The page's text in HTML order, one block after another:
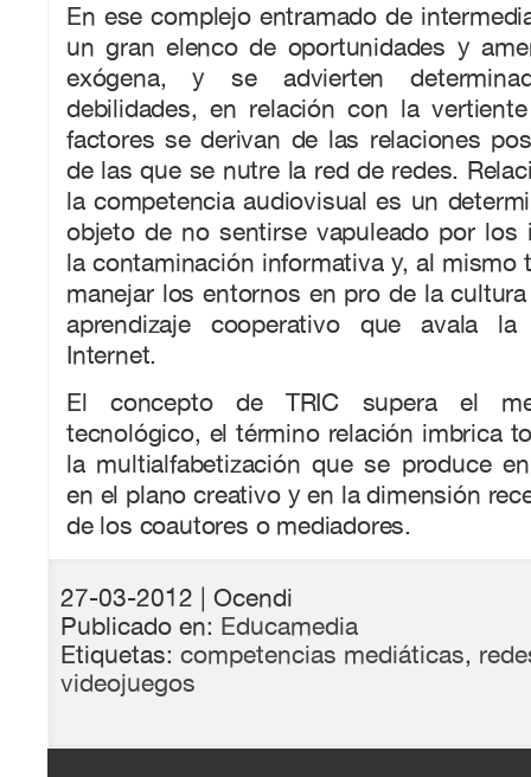
En ese complejo entramado de
un gran elenco de oportunidades y
exógena, y se advierten
debilidades, en relación con la
factores se derivan de las relaciones
de las que se nutre la red de redes.
la competencia audiovisual es un
objeto de no sentirse vapuleado por los
la contaminación informativa y, al mismo
manejar los entornos en pro de la
aprendizaje cooperativo que avala la
Internet.
El concepto de TRIC supera el
tecnológico, el término relación imbrica
la multialfabetización que se produce
en el plano creativo y en la dimensión
de los coautores o mediadores.
27-03-2012
| Ocendi
Publicado en: Educamedia
Etiquetas: competencias mediáticas,
videojuegos